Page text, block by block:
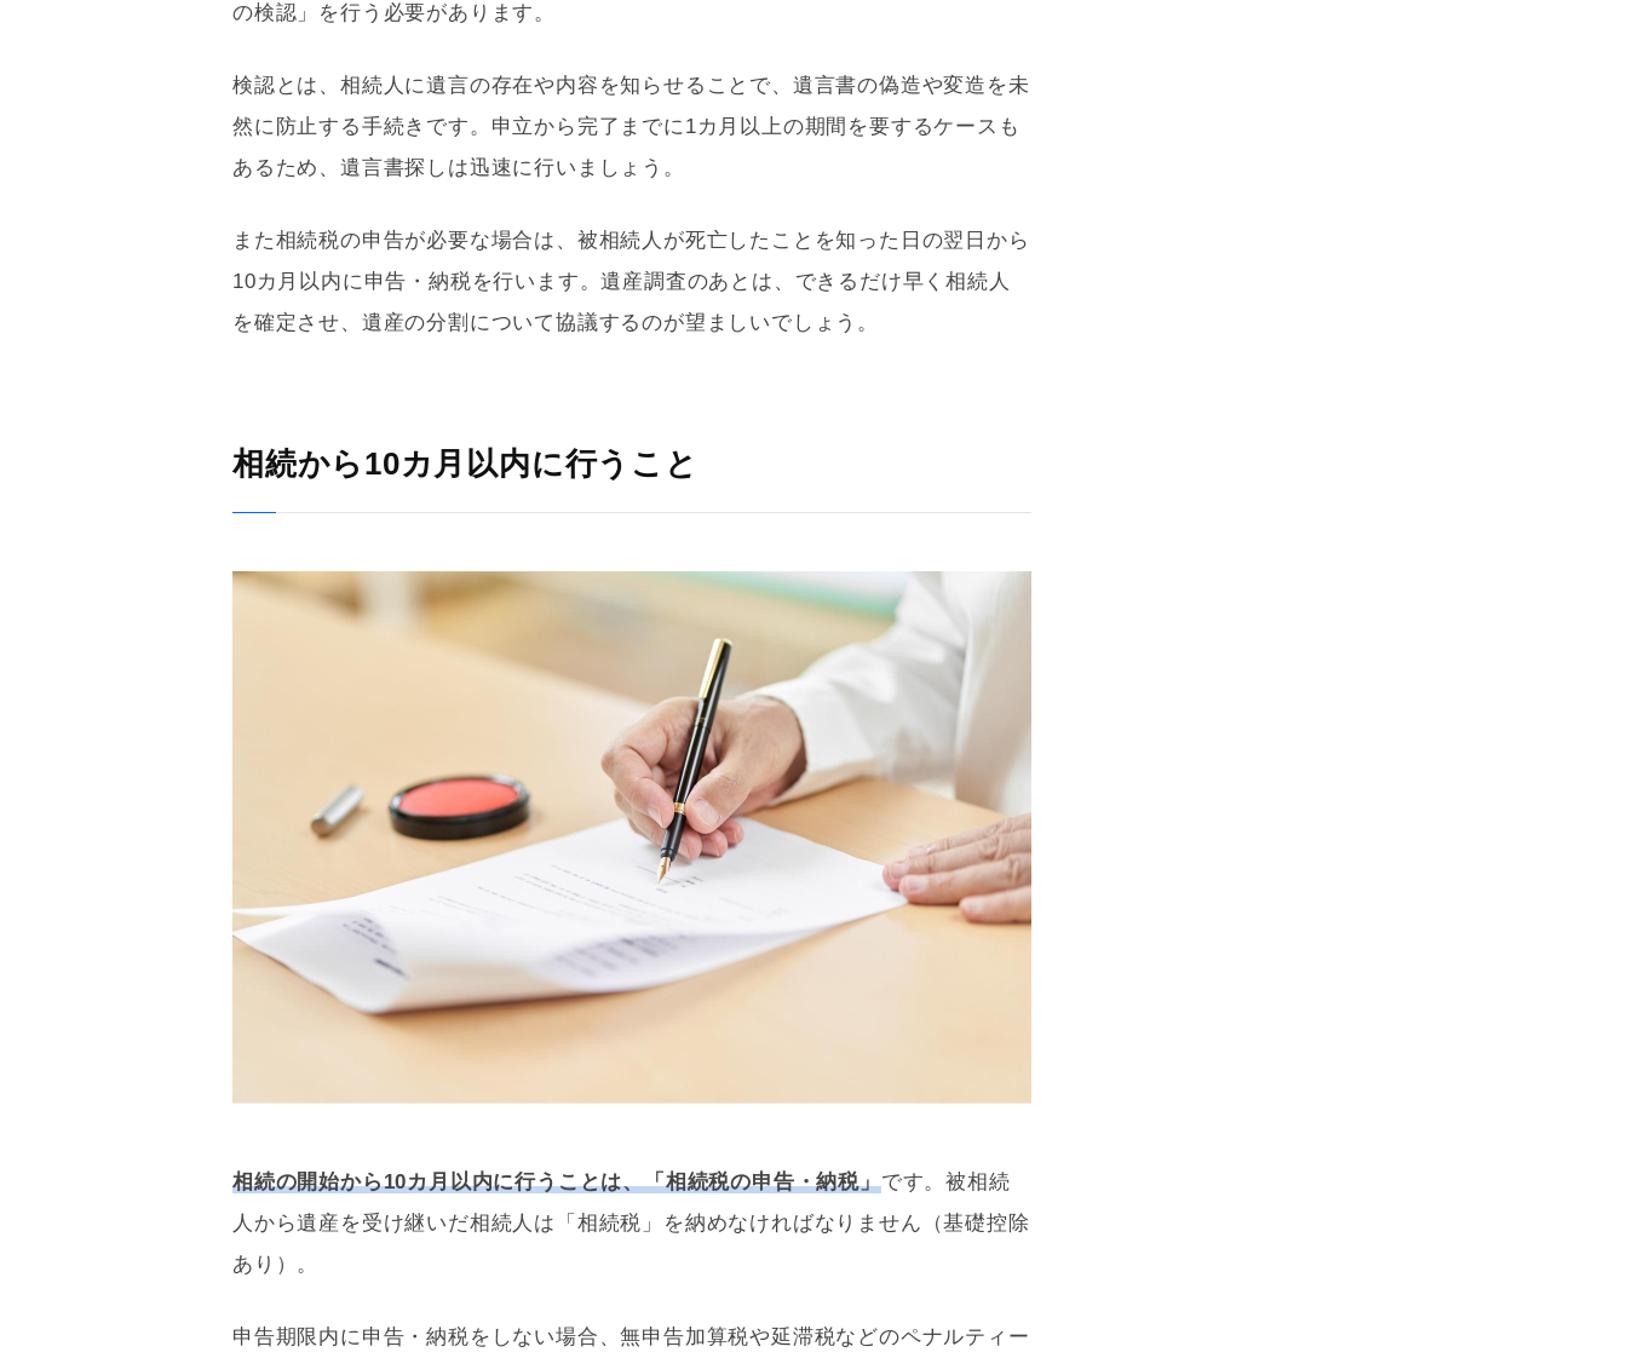
の検認」を行う必要があります。
検認とは、相続人に遺言の存在や内容を知らせることで、遺言書の偽造や変造を未
然に防止する手続きです。申立から完了までに1カ月以上の期間を要するケースも
あるため、遺言書探しは迅速に行いましょう。
また相続税の申告が必要な場合は、被相続人が死亡したことを知った日の翌日から
10カ月以内に申告・納税を行います。遺産調査のあとは、できるだけ早く相続人
を確定させ、遺産の分割について協議するのが望ましいでしょう。
相続から10カ月以内に行うこと
相続の開始から10カ月以内に行うことは、「相続税の申告・納税」です。被相続
人から遺産を受け継いだ相続人は「 相続税 」を納めなければなりません（基礎控除
あり）。
申告期限内に申告・納税をしない場合、無申告加算税や延滞税などのペナルティー